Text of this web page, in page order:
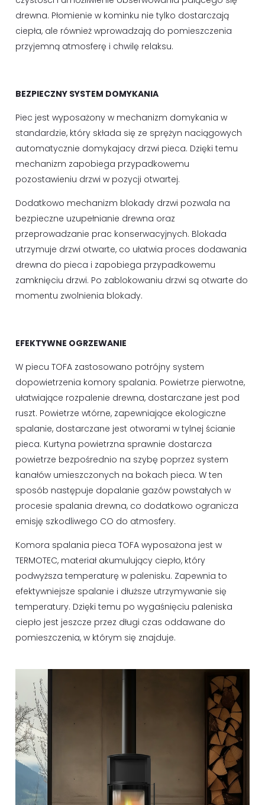
drewna. Płomienie w kominku nie tylko dostarczają
ciepła, ale również wprowadzają do pomieszczenia
przyjemną atmosferę i chwilę relaksu.
BEZPIECZNY SYSTEM DOMYKANIA
Piec jest wyposażony w mechanizm domykania w
standardzie, który składa się ze sprężyn naciągowych
automatycznie domykajacy drzwi pieca. Dzięki temu
mechanizm zapobiega przypadkowemu
pozostawieniu drzwi w pozycji otwartej.
Dodatkowo mechanizm blokady drzwi pozwala na
bezpieczne uzupełnianie drewna oraz
przeprowadzanie prac konserwacyjnych. Blokada
utrzymuje drzwi otwarte, co ułatwia proces dodawania
drewna do pieca i zapobiega przypadkowemu
zamknięciu drzwi. Po zablokowaniu drzwi są otwarte do
momentu zwolnienia blokady.
EFEKTYWNE OGRZEWANIE
W piecu TOFA zastosowano potrójny system
dopowietrzenia komory spalania. Powietrze pierwotne,
ułatwiające rozpalenie drewna, dostarczane jest pod
ruszt. Powietrze wtórne, zapewniające ekologiczne
spalanie, dostarczane jest otworami w tylnej ścianie
pieca. Kurtyna powietrzna sprawnie dostarcza
powietrze bezpośrednio na szybę poprzez system
kanałów umieszczonych na bokach pieca. W ten
sposób następuje dopalanie gazów powstałych w
procesie spalania drewna, co dodatkowo ogranicza
emisję szkodliwego CO do atmosfery.
Komora spalania pieca TOFA wyposażona jest w
TERMOTEC, materiał akumulujący ciepło, który
podwyższa temperaturę w palenisku. Zapewnia to
efektywniejsze spalanie i dłuższe utrzymywanie się
temperatury. Dzięki temu po wygaśnięciu paleniska
ciepło jest jeszcze przez długi czas oddawane do
pomieszczenia, w którym się znajduje.